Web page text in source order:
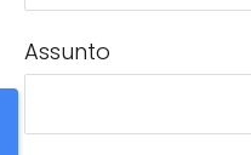
Assunto